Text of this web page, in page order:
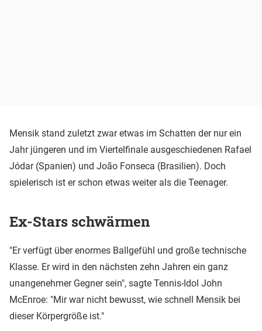
Mensik stand zuletzt zwar etwas im Schatten der nur ein
Jahr jüngeren und im Viertelfinale ausgeschiedenen Rafael
Jódar (Spanien) und João Fonseca (Brasilien). Doch
spielerisch ist er schon etwas weiter als die Teenager.
Ex-Stars schwärmen
"Er verfügt über enormes Ballgefühl und große technische
Klasse. Er wird in den nächsten zehn Jahren ein ganz
unangenehmer Gegner sein", sagte Tennis-Idol John
McEnroe: "Mir war nicht bewusst, wie schnell Mensik bei
dieser Körpergröße ist."